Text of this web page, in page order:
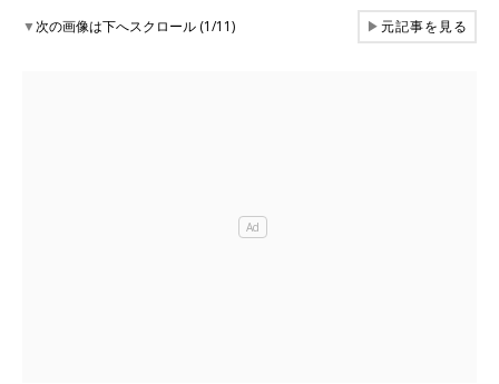
▼次の画像は下へスクロール (1/11) ▶元記事を見る